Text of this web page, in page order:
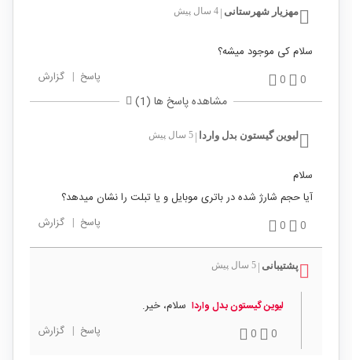
مهزیار شهرستانی 4 سال پیش
سلام کی موجود میشه؟
0
0 پاسخ | گزارش
مشاهده پاسخ ها (1)
لیوین گیستون بدل واردا 5 سال پیش
سلام
آیا حجم شارژ شده در باتری موبایل و یا تبلت را نشان میدهد؟
0
0 پاسخ | گزارش
پشتیبانی 5 سال پیش
لیوین گیستون بدل واردا سلام، خیر.
0
0 پاسخ | گزارش